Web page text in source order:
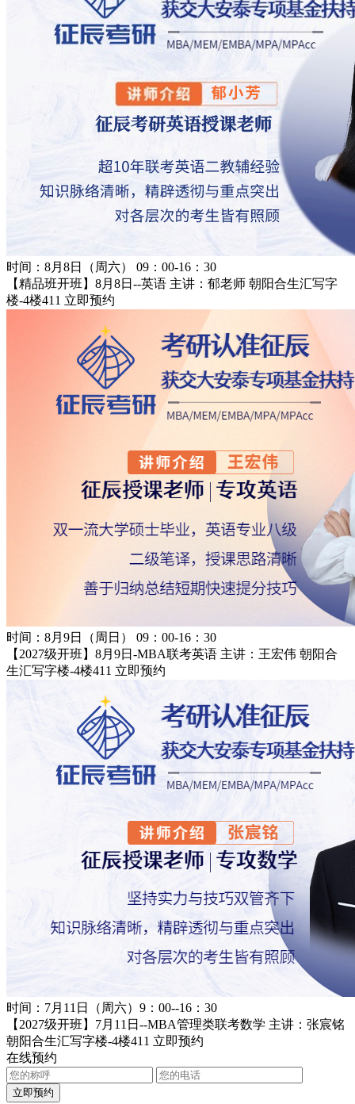
时间：8月8日（周六） 09：00-16：30
【精品班开班】8月8日--英语 主讲：郁老师 朝阳合生汇写字
楼-4楼411 立即预约
时间：8月9日（周日） 09：00-16：30
【2027级开班】8月9日-MBA联考英语 主讲：王宏伟 朝阳合
生汇写字楼-4楼411 立即预约
时间：7月11日（周六）9：00--16：30
【2027级开班】7月11日--MBA管理类联考数学 主讲：张宸铭
朝阳合生汇写字楼-4楼411 立即预约
在线预约
立即预约